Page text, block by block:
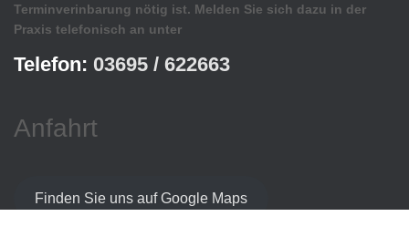
Terminverinbarung nötig ist. Melden Sie sich dazu in der
Praxis telefonisch an unter
Telefon: 03695 / 622663
Anfahrt
Finden Sie uns auf Google Maps